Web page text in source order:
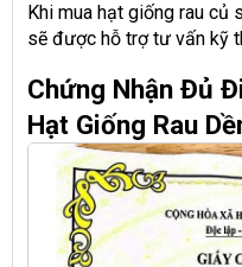
Khi mua hạt giống rau củ
sẽ được hỗ trợ tư vấn kỹ
Chứng Nhận Đủ
Hạt Giống Rau